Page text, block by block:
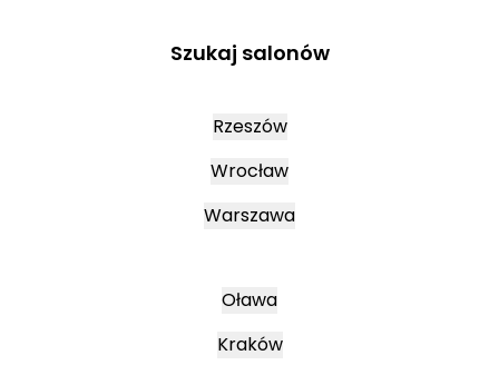
Szukaj salonów
Rzeszów
Wrocław
Warszawa
Oława
Kraków